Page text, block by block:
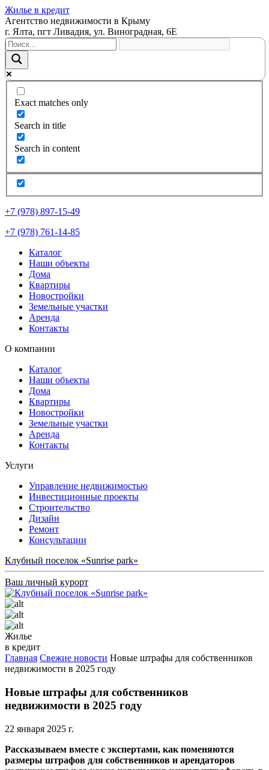
Жилье в кредит
Агентство недвижимости в Крыму
г. Ялта, пгт Ливадия, ул. Виноградная, 6Е
Exact matches only
Search in title
Search in content
+7 (978) 897-15-49
+7 (978) 761-14-85
Каталог
Наши объекты
Дома
Квартиры
Новостройки
Земельные участки
Аренда
Контакты
О компании
Каталог
Наши объекты
Дома
Квартиры
Новостройки
Земельные участки
Аренда
Контакты
Услуги
Управление недвижимостью
Инвестиционные проекты
Строительство
Дизайн
Ремонт
Консультации
Клубный поселок «Sunrise park»
Ваш личный курорт
Жилье
в кредит
Главная Свежие новости Новые штрафы для собственников
недвижимости в 2025 году
Новые штрафы для собственников
недвижимости в 2025 году
22 января 2025 г.
Рассказываем вместе с экспертами, как поменяются
размеры штрафов для собственников и арендаторов